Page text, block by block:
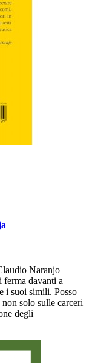
Naranjo
ferma davanti a
i suoi simili. Posso
solo sulle carceri
degli